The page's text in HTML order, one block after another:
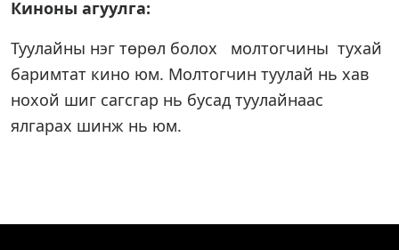
Киноны агуулга:
Туулайны нэг төрөл болох молтогчины тухай
баримтат кино юм. Молтогчин туулай нь хав
нохой шиг сагсгар нь бусад туулайнаас
ялгарах шинж нь юм.